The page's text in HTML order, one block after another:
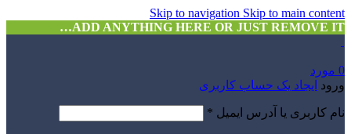
Skip to navigation Skip to main content
ADD ANYTHING HERE OR JUST REMOVE IT…
0 مورد
ورود ایجاد یک حساب کاربری
نام کاربری یا آدرس ایمیل *